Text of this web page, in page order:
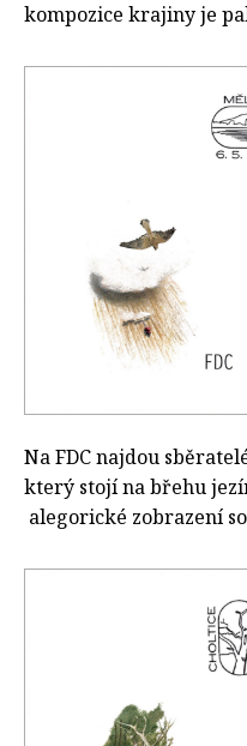
kompozice krajiny je
Na FDC najdou
který stojí na břehu
alegorické zobrazení